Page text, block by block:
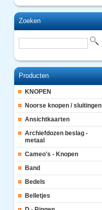
Zoeken
Producten
KNOPEN
Noorse knopen / sluitingen
Ansichtkaarten
Archiefdozen beslag -
metaal
Cameo's - Knopen
Band
Bedels
Belletjes